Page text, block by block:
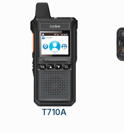
T710A